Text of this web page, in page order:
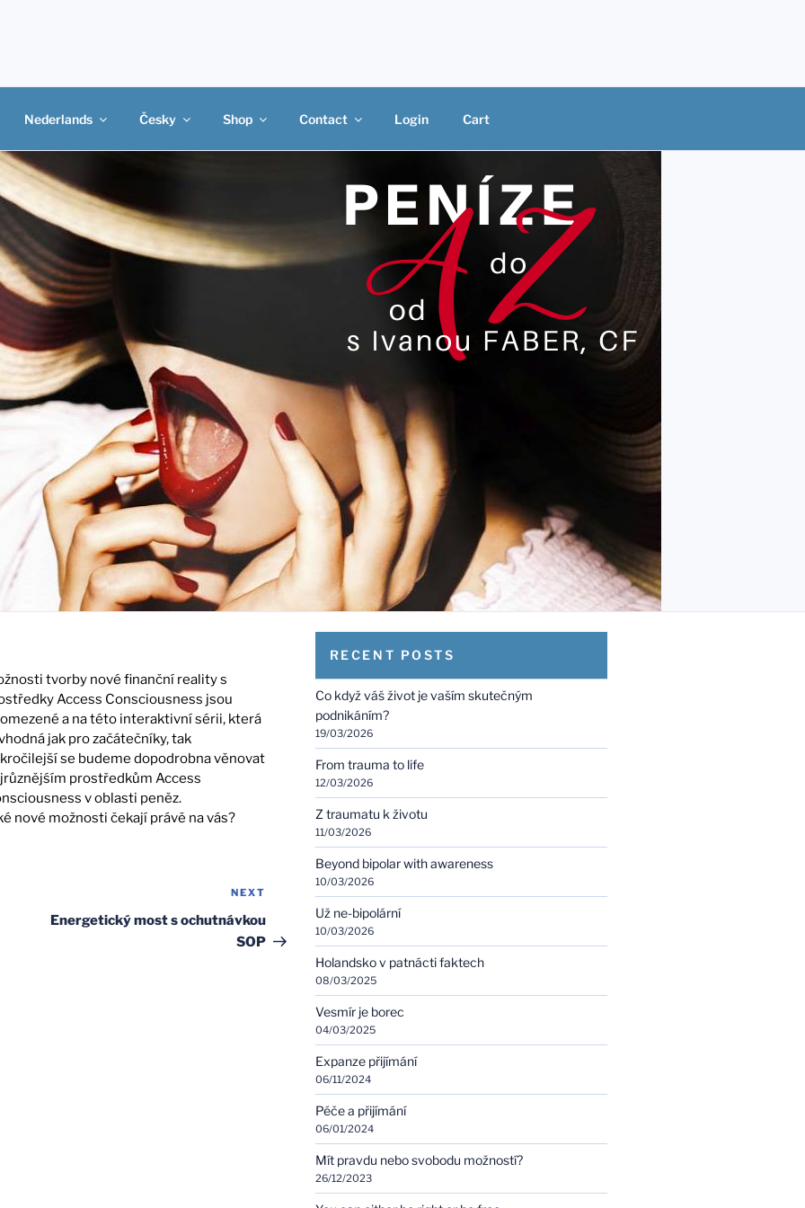
Nederlands Česky Shop Contact Login Cart
tvorby nové finanční reality s
Access Consciousness jsou
a na této interaktivní sérii, která
jak pro začátečníky, tak
se budeme dopodrobna věnovat
prostředkům Access
v oblasti peněz.
nové možnosti čekají právě na vás?
Post
NEXT
Energetický most s ochutnávkou
SOP
RECENT POSTS
Co když váš život je vaším skutečným
podnikáním?
19/03/2026
From trauma to life
12/03/2026
Z traumatu k životu
11/03/2026
Beyond bipolar with awareness
10/03/2026
Už ne-bipolární
10/03/2026
Holandsko v patnácti faktech
08/03/2025
Vesmír je borec
04/03/2025
Expanze přijímání
06/11/2024
Péče a přijímání
06/01/2024
Mít pravdu nebo svobodu možností?
26/12/2023